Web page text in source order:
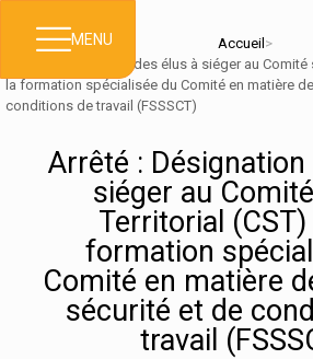
MENU Accueil >
Arrêté : Désignation des élus à siéger au
la formation spécialisée du Comité en matière
conditions de travail (FSSSCT)
Arrêté : Désignation
siéger au
Territorial (CST)
formation
Comité en matière
sécurité et de
travail